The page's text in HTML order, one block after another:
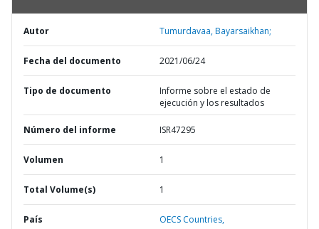
Autor Tumurdavaa, Bayarsaikhan;
Fecha del documento 2021/06/24
Tipo de documento
Informe sobre el estado de
ejecución y los resultados
Número del informe ISR47295
Volumen 1
Total Volume(s) 1
País OECS Countries,